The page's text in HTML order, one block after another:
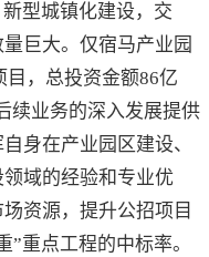
型城镇化建设，交
巨大。仅宿马产业园
目，总投资金额86亿
续业务的深入发展提供
身在产业园区建设、
域的经验和专业优
资源，提升公招项目
重点工程的中标率。